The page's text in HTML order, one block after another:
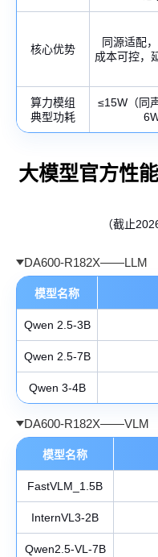
核心优势
同源适配
成本可控，
算力模组
典型功耗
≤15W（同
大模型官方性
（截止
DA600-R182X——LLM
模型名称
Qwen 2.5-3B
Qwen 2.5-7B
Qwen 3-4B
DA600-R182X——VLM
模型名称
FastVLM_1.5B
InternVL3-2B
Qwen2.5-VL-7B